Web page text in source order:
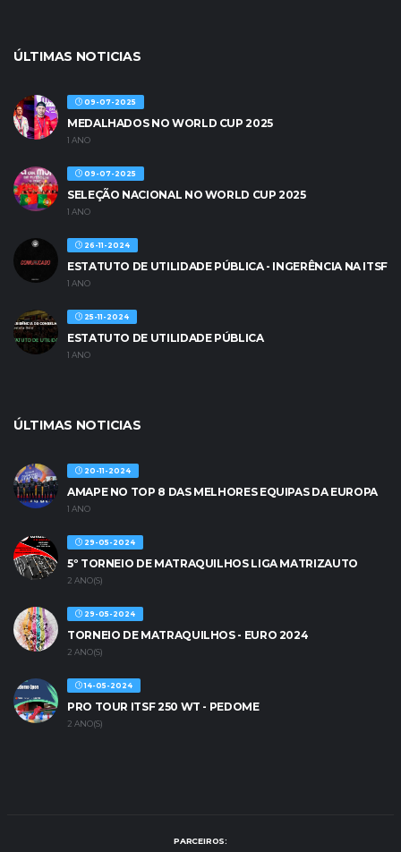
ÚLTIMAS NOTICIAS
09-07-2025
MEDALHADOS NO WORLD CUP 2025
1 ANO
09-07-2025
SELEÇÃO NACIONAL NO WORLD CUP 2025
1 ANO
26-11-2024
ESTATUTO DE UTILIDADE PÚBLICA - INGERÊNCIA NA ITSF
1 ANO
25-11-2024
ESTATUTO DE UTILIDADE PÚBLICA
1 ANO
ÚLTIMAS NOTICIAS
20-11-2024
AMAPE NO TOP 8 DAS MELHORES EQUIPAS DA EUROPA
1 ANO
29-05-2024
5º TORNEIO DE MATRAQUILHOS LIGA MATRIZAUTO
2 ANO(S)
29-05-2024
TORNEIO DE MATRAQUILHOS - EURO 2024
2 ANO(S)
14-05-2024
PRO TOUR ITSF 250 WT - PEDOME
2 ANO(S)
PARCEIROS: